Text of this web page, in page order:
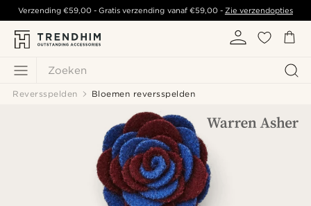
Zoeken
Verzending€59,00 - Gratis verzending vanaf €59,00- Zie verzendopties
Reversspelden Bloemen reversspelden